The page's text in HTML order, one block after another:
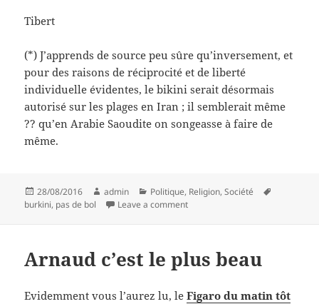
Tibert
(*) J’apprends de source peu sûre qu’inversement, et
pour des raisons de réciprocité et de liberté
individuelle évidentes, le bikini serait désormais
autorisé sur les plages en Iran ; il semblerait même
?? qu’en Arabie Saoudite on songeasse à faire de
même.
Posted
on
28/08/2016 Author
admin Categories
Politique, Religion,Société
burkini, pas de bol Leave a commenton La coupe ( au bol ) est pleine
Arnaud c’est le plus beau
Evidemment vous l’aurez lu, leFigaro du matin tôt